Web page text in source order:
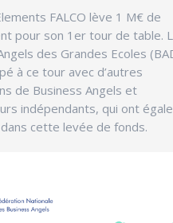
FALCO lève 1 M€ de
pour son 1er tour de table.
des Grandes Ecoles
à ce tour avec d’autres
de Business Angels et
indépendants, qui ont
cette levée de fonds.